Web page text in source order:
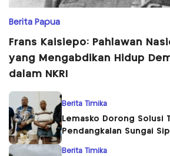
Berita Papua
Frans Kaisiepo: Pahlawan
yang Mengabdikan Hidup
dalam NKRI
Berita Timika
Lemasko Dorong Solusi
Pendangkalan Sungai
Berita Timika